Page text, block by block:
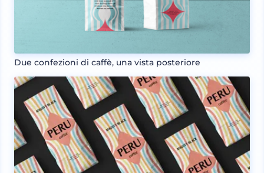
Due confezioni di caffè, una vista posteriore